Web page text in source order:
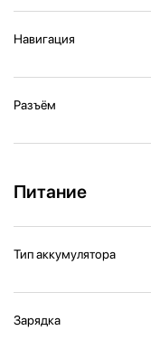
Навигация
Разъём
Питание
Тип аккумулятора
Зарядка